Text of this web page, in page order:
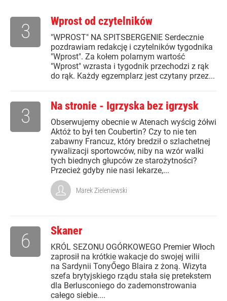
Wprost od czytelników
"WPROST" NA SPITSBERGENIE Serdecznie
pozdrawiam redakcję i czytelników tygodnika
"Wprost". Za kołem polarnym wartość
"Wprost" wzrasta i tygodnik przechodzi z rąk
do rąk. Każdy egzemplarz jest czytany przez...
3
Na stronie - Igrzyska bez igrzysk
Obserwujemy obecnie w Atenach wyścig żółwi
Aktóż to był ten Coubertin? Czy to nie ten
zabawny Francuz, który bredził o szlachetnej
rywalizacji sportowców, niby na wzór walki
tych biednych głupców ze starożytności?
Przecież gdyby nie nasi lekarze,...
3
Marek Zieleniewski
Skaner
KRÓL SEZONU OGÓRKOWEGO Premier Włoch
zaprosił na krótkie wakacje do swojej wilii
na Sardynii TonyŐego Blaira z żoną. Wizyta
szefa brytyjskiego rządu stała się pretekstem
dla Berlusconiego do zademonstrowania
całego siebie....
6